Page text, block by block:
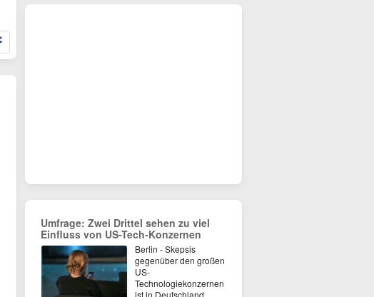
Umfrage: Zwei Drittel sehen zu viel
Einfluss von US-Tech-Konzernen
Berlin - Skepsis
gegenüber den großen
US-
Technologiekonzernen
ist in Deutschland